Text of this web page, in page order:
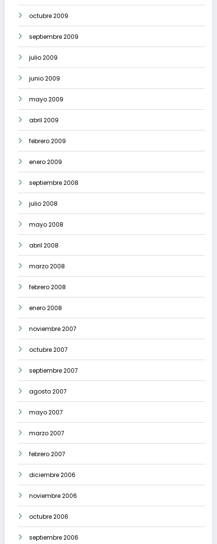
octubre 2009
septiembre 2009
julio 2009
junio 2009
mayo 2009
abril 2009
febrero 2009
enero 2009
septiembre 2008
julio 2008
mayo 2008
abril 2008
marzo 2008
febrero 2008
enero 2008
noviembre 2007
octubre 2007
septiembre 2007
agosto 2007
mayo 2007
marzo 2007
febrero 2007
diciembre 2006
noviembre 2006
octubre 2006
septiembre 2006